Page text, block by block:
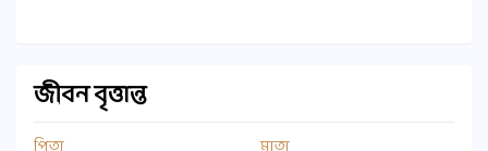
জীবন বৃত্তান্ত